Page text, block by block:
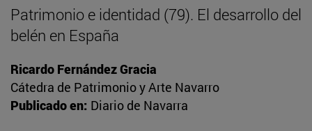
Patrimonio e identidad (79). El desarrollo del
belén en España
Ricardo Fernández Gracia
Cátedra de Patrimonio y Arte Navarro
Publicado en: Diario de Navarra